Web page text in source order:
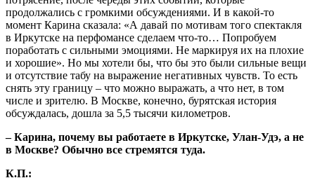
продолжались с громкими обсуждениями. И в какой-то
момент Карина сказала: «А давай по мотивам того спектакля
в Иркутске на перфомансе сделаем что-то… Попробуем
поработать с сильными эмоциями. Не маркируя их на плохие
и хорошие». Но мы хотели бы, что бы это были сильные вещи
и отсутствие табу на выражение негативных чувств. То есть
снять эту границу – что можно выражать, а что нет, в том
числе и зрителю. В Москве, конечно, бурятская история
обсуждалась, дошла за 5,5 тысячи километров.
– Карина, почему вы работаете в Иркутске, Улан-Удэ, а не
в Москве? Обычно все стремятся туда.
К.П.: